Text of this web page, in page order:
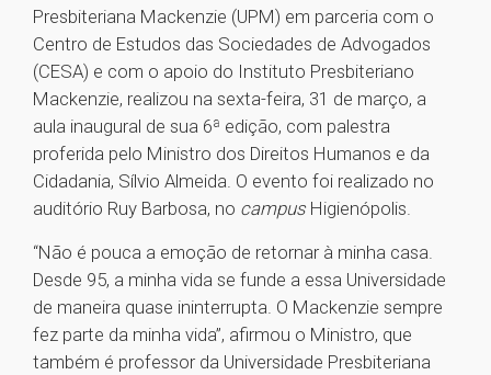
Presbiteriana Mackenzie (UPM) em parceria com o
Centro de Estudos das Sociedades de Advogados
(CESA) e com o apoio do Instituto Presbiteriano
Mackenzie, realizou na sexta-feira, 31 de março, a
aula inaugural de sua 6ª edição, com palestra
proferida pelo Ministro dos Direitos Humanos e da
Cidadania, Sílvio Almeida. O evento foi realizado no
auditório Ruy Barbosa, no campus Higienópolis.
“Não é pouca a emoção de retornar à minha casa.
Desde 95, a minha vida se funde a essa Universidade
de maneira quase ininterrupta. O Mackenzie sempre
fez parte da minha vida”, afirmou o Ministro, que
também é professor da Universidade Presbiteriana